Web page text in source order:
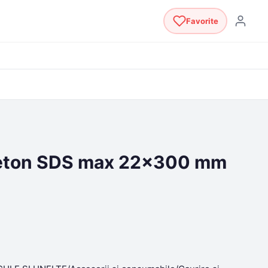
Favorite
SDS max 22×300 mm